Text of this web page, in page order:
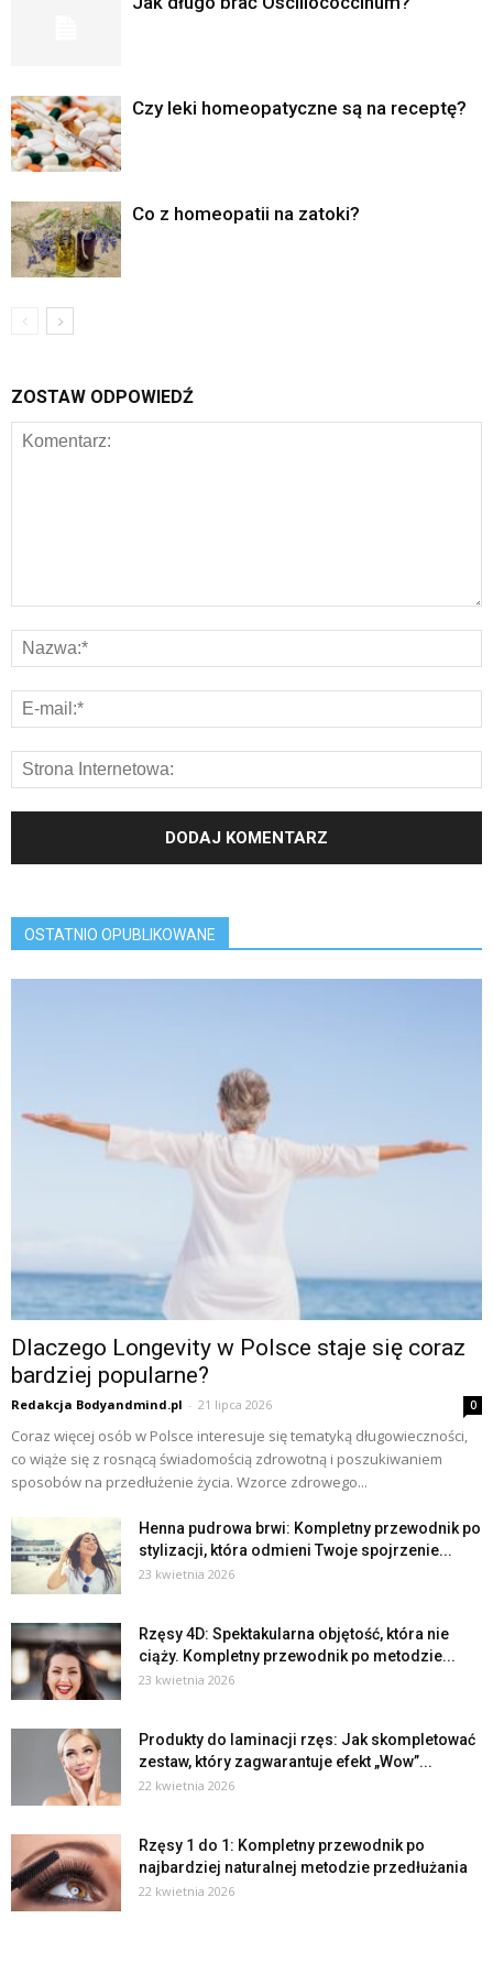
Czy leki homeopatyczne są na receptę?
Co z homeopatii na zatoki?
ZOSTAW ODPOWIEDŹ
OSTATNIO OPUBLIKOWANE
Dlaczego Longevity w Polsce staje się coraz
bardziej popularne?
Redakcja Bodyandmind.pl - 21 lipca 2026 0
Coraz więcej osób w Polsce interesuje się tematyką długowieczności,
co wiąże się z rosnącą świadomością zdrowotną i poszukiwaniem
sposobów na przedłużenie życia. Wzorce zdrowego...
Henna pudrowa brwi: Kompletny przewodnik po
stylizacji, która odmieni Twoje spojrzenie...
23 kwietnia 2026
Rzęsy 4D: Spektakularna objętość, która nie
ciąży. Kompletny przewodnik po metodzie...
23 kwietnia 2026
Produkty do laminacji rzęs: Jak skompletować
zestaw, który zagwarantuje efekt „Wow”...
22 kwietnia 2026
Rzęsy 1 do 1: Kompletny przewodnik po
najbardziej naturalnej metodzie przedłużania
22 kwietnia 2026